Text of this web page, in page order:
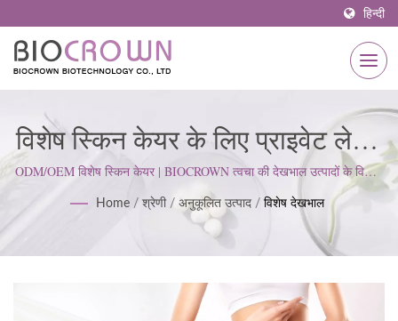
हिन्दी
विशेष स्किन केयर के लिए प्राइवेट लेबल
निर्माता | ISO & GMP प्रमाणित
स्किनकेयर निर्माता 1977 से |
BIOCROWN
ODM/OEM विशेष स्किन केयर | BIOCROWN त्वचा की देखभाल उत्पादों के विकास
पर ध्यान केंद्रित करता है। हम ISO22716 और गुड मैन्युफैक्चरिंग प्रैक्टिसेज (GMP)
मानकों का पालन करते हैं; ग्राहक की अपेक्षाओं को पूरा करने के लिए एक सख्त दृष्टिकोण
बनाए रखते हैं।
Home / श्रेणी / अनुकूलित उत्पाद / विशेष देखभाल